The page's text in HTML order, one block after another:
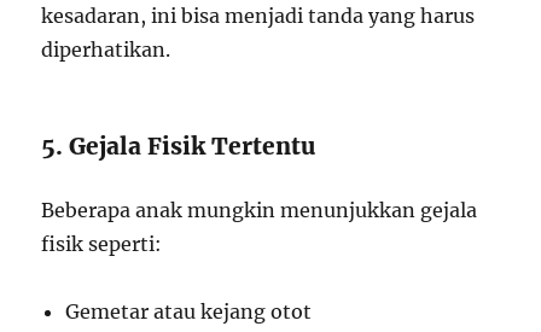
kesadaran, ini bisa menjadi tanda yang harus
diperhatikan.
5. Gejala Fisik Tertentu
Beberapa anak mungkin menunjukkan gejala
fisik seperti:
Gemetar atau kejang otot